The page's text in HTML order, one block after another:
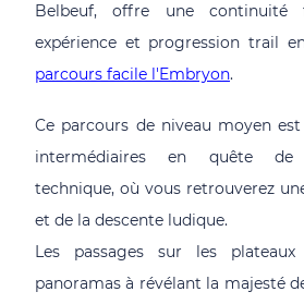
Belbeuf, offre une continuité
expérience et progression trail
parcours facile l'Embryon.
Ce parcours de niveau moyen
intermédiaires en quête de
technique, où vous retrouverez
et de la descente ludique.
Les passages sur les
panoramas à révélant la majesté